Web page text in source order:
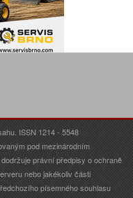
ISSN 1214 - 5548
pod mezinárodním
právní předpisy o ochraně
nebo jakékoliv části
písemného souhlasu